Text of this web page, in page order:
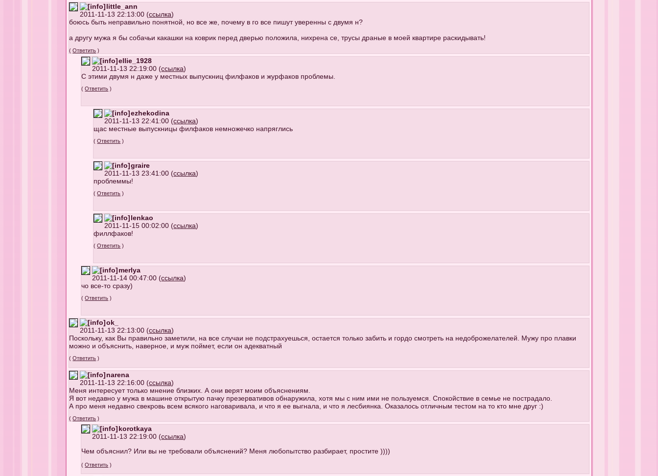
little_ann
2011-11-13 22:13:00 (ссылка)
боюсь быть неправильно понятной, но все же, почему в го все пишут уверенны с двумя н?
а другу мужа я бы собачьи какашки на коврик перед дверью положила, нихрена се, трусы драные в моей квартире раскидывать!
(Ответить )
ellie_1928
2011-11-13 22:19:00 (ссылка)
С этими двумя н даже у местных выпускниц филфаков и журфаков проблемы.
(Ответить )
ezhekodina
2011-11-13 22:41:00 (ссылка)
щас местные выпускницы филфаков немножечко напряглись
(Ответить )
graire
2011-11-13 23:41:00 (ссылка)
проблеммы!
(Ответить )
lenkao
2011-11-15 00:02:00 (ссылка)
филлфаков!
(Ответить )
merlya
2011-11-14 00:47:00 (ссылка)
чо все-то сразу)
(Ответить )
ok_
2011-11-13 22:13:00 (ссылка)
Поскольку, как Вы правильно заметили, на все случаи не подстрахуешься, остается только забить и гордо смотреть на недоброжелателей. Мужу про плавки
можно и объяснить, наверное, и муж поймет, если он адекватный
(Ответить )
narena
2011-11-13 22:16:00 (ссылка)
Меня интересует только мнение близких. А они верят моим объяснениям.
Я вот недавно у мужа в машине открытую пачку презервативов обнаружила, хотя мы с ним ими не пользуемся. Спокойствие в семье не пострадало.
А про меня недавно свекровь всем всякого наговаривала, и что я ее выгнала, и что я лесбиянка. Оказалось отличным тестом на то кто мне друг :)
(Ответить )
korotkaya
2011-11-13 22:19:00 (ссылка)
Чем объяснил? Или вы не требовали объяснений? Меня любопытство разбирает, простите ))))
(Ответить )